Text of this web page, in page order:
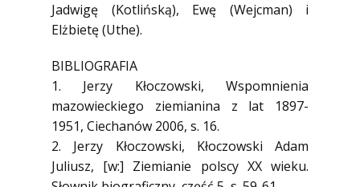
Jadwigę (Kotlińską), Ewę (Wejcman) i
Elżbietę (Uthe).
BIBLIOGRAFIA
1. Jerzy Kłoczowski, Wspomnienia
mazowieckiego ziemianina z lat 1897-
1951, Ciechanów 2006, s. 16.
2. Jerzy Kłoczowski, Kłoczowski Adam
Juliusz, [w:] Ziemianie polscy XX wieku.